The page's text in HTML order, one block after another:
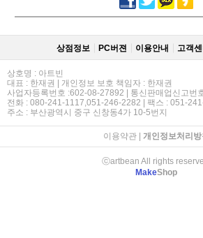
상점정보 PC버젼 이용안내 고객
상호명 : 아트빈
대표 : 한재권 | 개인정보 보호 책임자 : 한재권
사업자등록번호 :602-08-27892 | 통신판매업신고번
전화 : 080-241-1117,051-246-2282 | 팩스 : 051-
주소 : 부산광역시 중구 신창동4가 10-5번지
이용약관| 개인정보처리방
ⓒartbean All rights
MakeShop